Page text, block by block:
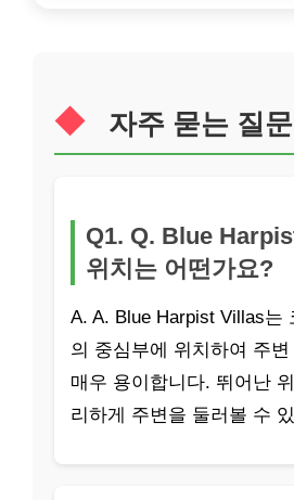
자주 묻는 질문
Q1. Q. Blue
위치는 어떤가요?
A. A. Blue Harpist Villas는
의 중심부에 위치하여 주변
매우 용이합니다. 뛰어난
리하게 주변을 둘러볼 수